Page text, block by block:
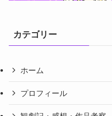
カテゴリー
ホーム
プロフィール